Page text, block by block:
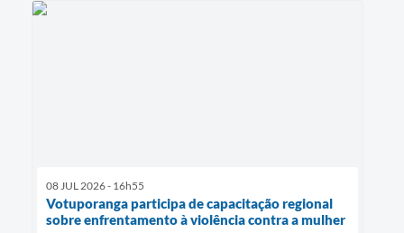
08 JUL 2026 - 16h55
Votuporanga participa de capacitação regional
sobre enfrentamento à violência contra a mulher